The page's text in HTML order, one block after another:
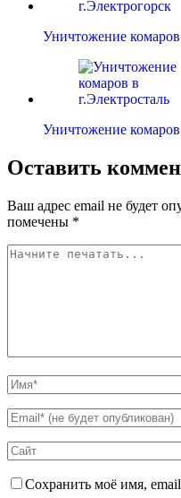
Уничтожение комаров
Уничтожение комаров
Оставить
Ваш адрес email не будет
помечены *
Сохранить моё имя,